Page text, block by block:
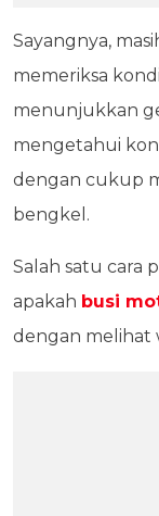
Sayangnya,
memeriksa
menunjukkan
mengetahui
dengan cukup
bengkel.
Salah satu cara
apakah busi
dengan melihat